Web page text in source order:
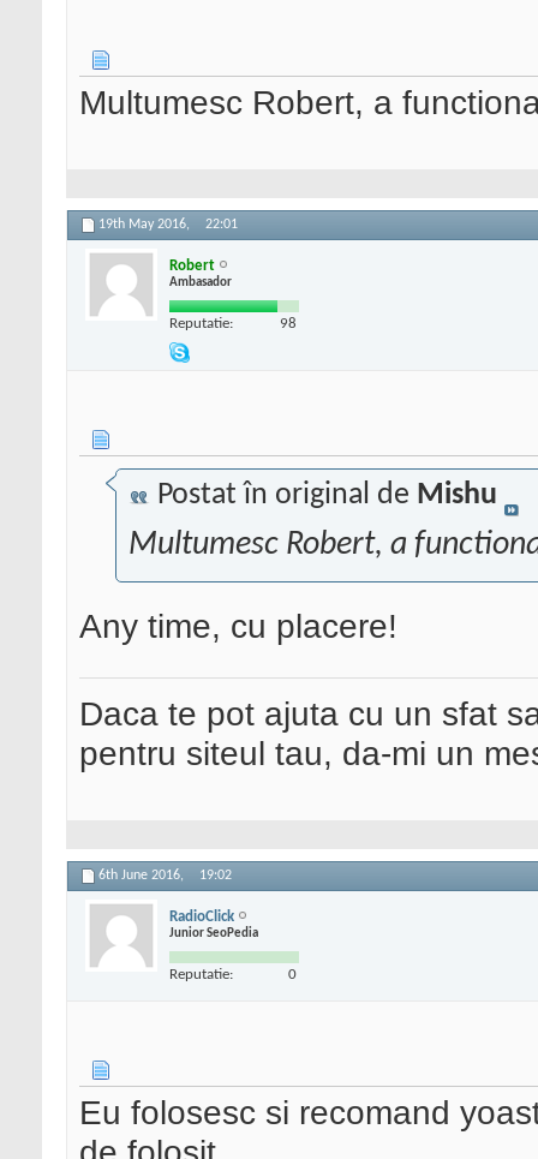
Multumesc Robert, a
19th May 2016, 22:01
Robert
Ambasador
Reputatie: 98
Postat în original de Mishu
Multumesc Robert, a
Any time, cu placere!
Daca te pot ajuta cu un sfat
pentru siteul tau, da-mi un
6th June 2016, 19:02
RadioClick
Junior SeoPedia
Reputatie: 0
Eu folosesc si recomand